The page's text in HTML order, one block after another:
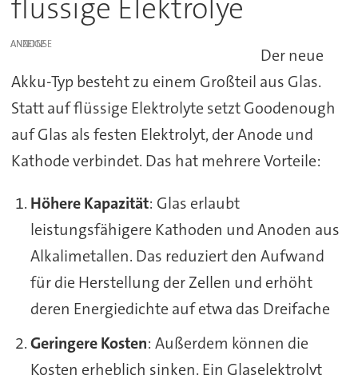
flüssige Elektrolye
ANZEIGE
Der neue
Akku-Typ besteht zu einem Großteil aus Glas.
Statt auf flüssige Elektrolyte setzt Goodenough
auf Glas als festen Elektrolyt, der Anode und
Kathode verbindet. Das hat mehrere Vorteile:
Höhere Kapazität: Glas erlaubt
leistungsfähigere Kathoden und Anoden aus
Alkalimetallen. Das reduziert den Aufwand
für die Herstellung der Zellen und erhöht
deren Energiedichte auf etwa das Dreifache
Geringere Kosten: Außerdem können die
Kosten erheblich sinken. Ein Glaselektrolyt